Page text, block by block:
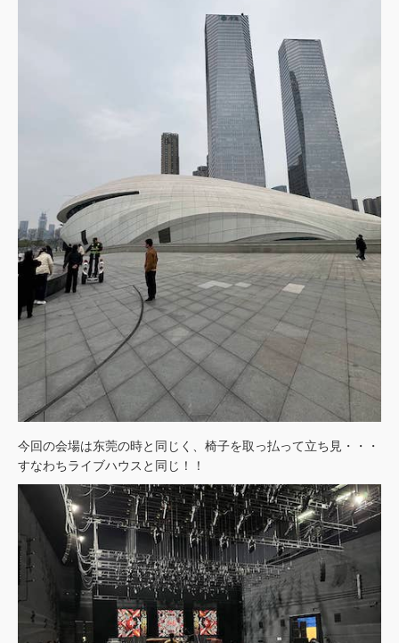
今回の会場は东莞の時と同じく、椅子を取っ払って立ち見・・・
すなわちライブハウスと同じ！！